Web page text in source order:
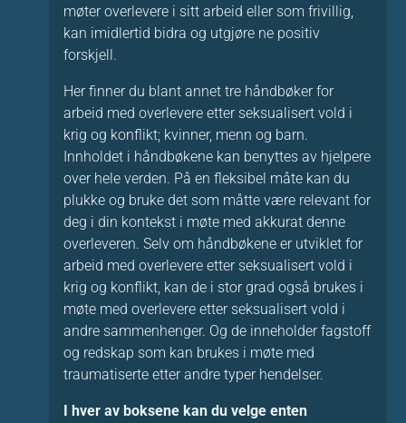
møter overlevere i sitt arbeid eller som frivillig,
kan imidlertid bidra og utgjøre ne positiv
forskjell.
Her finner du blant annet tre håndbøker for
arbeid med overlevere etter seksualisert vold i
krig og konflikt; kvinner, menn og barn.
Innholdet i håndbøkene kan benyttes av hjelpere
over hele verden. På en fleksibel måte kan du
plukke og bruke det som måtte være relevant for
deg i din kontekst i møte med akkurat denne
overleveren. Selv om håndbøkene er utviklet for
arbeid med overlevere etter seksualisert vold i
krig og konflikt, kan de i stor grad også brukes i
møte med overlevere etter seksualisert vold i
andre sammenhenger. Og de inneholder fagstoff
og redskap som kan brukes i møte med
traumatiserte etter andre typer hendelser.
I hver av boksene kan du velge enten